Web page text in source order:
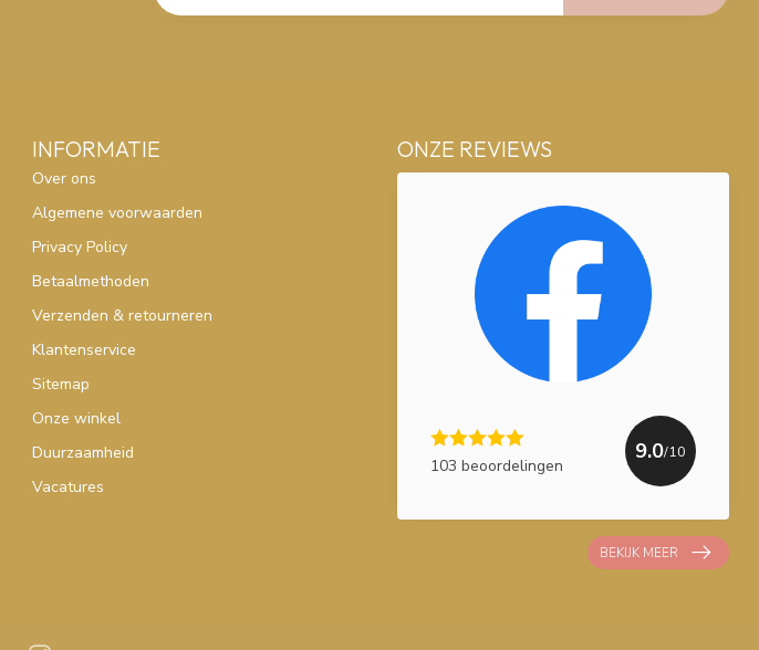
INFORMATIE
Over ons
Algemene voorwaarden
Privacy Policy
Betaalmethoden
Verzenden & retourneren
Klantenservice
Sitemap
Onze winkel
Duurzaamheid
Vacatures
ONZE REVIEWS
103 beoordelingen
9.0/10
BEKIJK MEER